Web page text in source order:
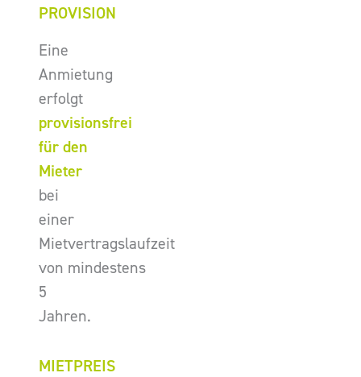
PROVISION
Eine
Anmietung
erfolgt
provisionsfrei
für den
Mieter
bei
einer
Mietvertragslaufzeit
von mindestens
5
Jahren.
MIETPREIS